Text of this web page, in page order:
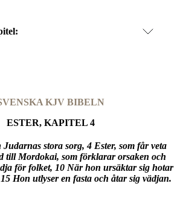
KJV BIBELN
ESTER, KAPITEL 4
stora sorg, 4 Ester, som får veta
till Mordokai, som förklarar orsaken och
för folket, 10 När hon ursäktar sig hotar
Hon utlyser en fasta och åtar sig vädjan.